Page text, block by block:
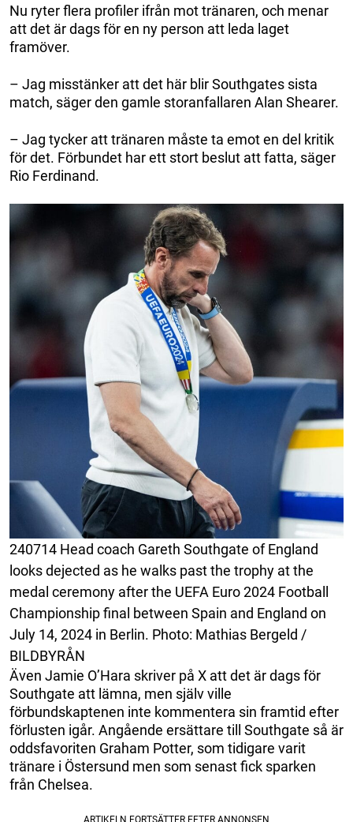
Nu ryter flera profiler ifrån mot tränaren, och menar
att det är dags för en ny person att leda laget
framöver.
– Jag misstänker att det här blir Southgates sista
match, säger den gamle storanfallaren Alan Shearer.
– Jag tycker att tränaren måste ta emot en del kritik
för det. Förbundet har ett stort beslut att fatta, säger
Rio Ferdinand.
240714 Head coach Gareth Southgate of England
looks dejected as he walks past the trophy at the
medal ceremony after the UEFA Euro 2024 Football
Championship final between Spain and England on
July 14, 2024 in Berlin. Photo: Mathias Bergeld /
BILDBYRÅN
Även Jamie O’Hara skriver på X att det är dags för
Southgate att lämna, men själv ville
förbundskaptenen inte kommentera sin framtid efter
förlusten igår. Angående ersättare till Southgate så är
oddsfavoriten Graham Potter, som tidigare varit
tränare i Östersund men som senast fick sparken
från Chelsea.